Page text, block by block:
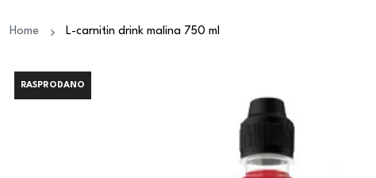
Home L-carnitin drink malina 750 ml
RASPRODANO